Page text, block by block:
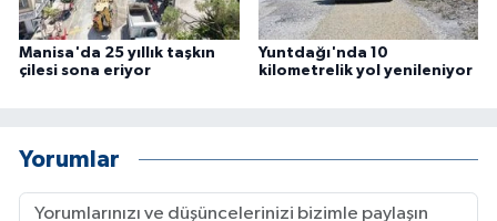
Manisa'da 25 yıllık taşkın
çilesi sona eriyor
Yuntdağı'nda 10
kilometrelik yol yenileniyor
Yorumlar